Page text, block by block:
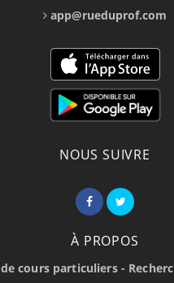
app@rueduprof.com
NOUS SUIVRE
À PROPOS
cours particuliers -